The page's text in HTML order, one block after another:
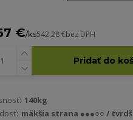
€/ks542,28 €bez DPH
Pridať do
140kg
mäkšia strana ●●●○○ /